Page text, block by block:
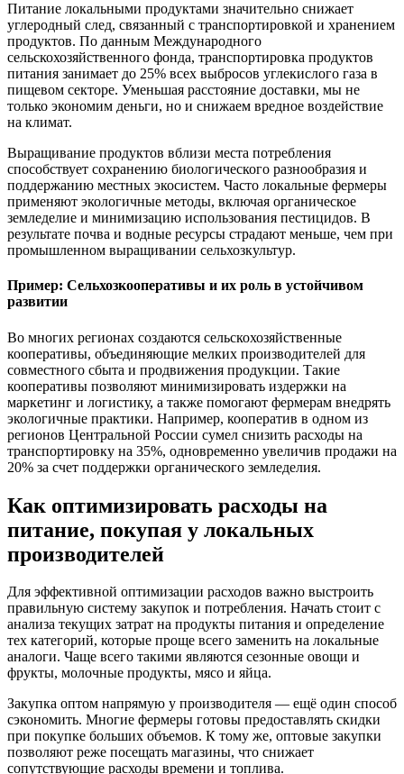
Питание локальными продуктами значительно снижает
углеродный след, связанный с транспортировкой и хранением
продуктов. По данным Международного
сельскохозяйственного фонда, транспортировка продуктов
питания занимает до 25% всех выбросов углекислого газа в
пищевом секторе. Уменьшая расстояние доставки, мы не
только экономим деньги, но и снижаем вредное воздействие
на климат.
Выращивание продуктов вблизи места потребления
способствует сохранению биологического разнообразия и
поддержанию местных экосистем. Часто локальные фермеры
применяют экологичные методы, включая органическое
земледелие и минимизацию использования пестицидов. В
результате почва и водные ресурсы страдают меньше, чем при
промышленном выращивании сельхозкультур.
Пример: Сельхозкооперативы и их роль в устойчивом
развитии
Во многих регионах создаются сельскохозяйственные
кооперативы, объединяющие мелких производителей для
совместного сбыта и продвижения продукции. Такие
кооперативы позволяют минимизировать издержки на
маркетинг и логистику, а также помогают фермерам внедрять
экологичные практики. Например, кооператив в одном из
регионов Центральной России сумел снизить расходы на
транспортировку на 35%, одновременно увеличив продажи на
20% за счет поддержки органического земледелия.
Как оптимизировать расходы на
питание, покупая у локальных
производителей
Для эффективной оптимизации расходов важно выстроить
правильную систему закупок и потребления. Начать стоит с
анализа текущих затрат на продукты питания и определение
тех категорий, которые проще всего заменить на локальные
аналоги. Чаще всего такими являются сезонные овощи и
фрукты, молочные продукты, мясо и яйца.
Закупка оптом напрямую у производителя — ещё один способ
сэкономить. Многие фермеры готовы предоставлять скидки
при покупке больших объемов. К тому же, оптовые закупки
позволяют реже посещать магазины, что снижает
сопутствующие расходы времени и топлива.